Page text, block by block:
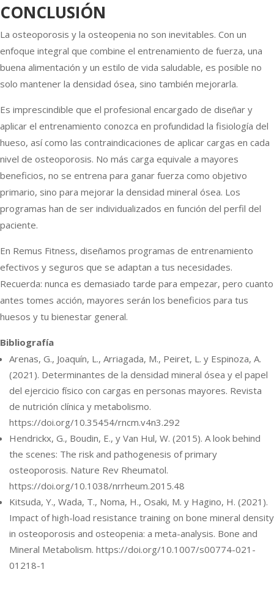
CONCLUSIÓN
La osteoporosis y la osteopenia no son inevitables. Con un
enfoque integral que combine el entrenamiento de fuerza, una
buena alimentación y un estilo de vida saludable, es posible no
solo mantener la densidad ósea, sino también mejorarla.
Es imprescindible que el profesional encargado de diseñar y
aplicar el entrenamiento conozca en profundidad la fisiología del
hueso, así como las contraindicaciones de aplicar cargas en cada
nivel de osteoporosis. No más carga equivale a mayores
beneficios, no se entrena para ganar fuerza como objetivo
primario, sino para mejorar la densidad mineral ósea. Los
programas han de ser individualizados en función del perfil del
paciente.
En Remus Fitness, diseñamos programas de entrenamiento
efectivos y seguros que se adaptan a tus necesidades.
Recuerda: nunca es demasiado tarde para empezar, pero cuanto
antes tomes acción, mayores serán los beneficios para tus
huesos y tu bienestar general.
Bibliografía
Arenas, G., Joaquín, L., Arriagada, M., Peiret, L. y Espinoza, A.
(2021). Determinantes de la densidad mineral ósea y el papel
del ejercicio físico con cargas en personas mayores. Revista
de nutrición clínica y metabolismo.
https://doi.org/10.35454/rncm.v4n3.292
Hendrickx, G., Boudin, E., y Van Hul, W. (2015). A look behind
the scenes: The risk and pathogenesis of primary
osteoporosis. Nature Rev Rheumatol.
https://doi.org/10.1038/nrrheum.2015.48
Kitsuda, Y., Wada, T., Noma, H., Osaki, M. y Hagino, H. (2021).
Impact of high-load resistance training on bone mineral density
in osteoporosis and osteopenia: a meta-analysis. Bone and
Mineral Metabolism. https://doi.org/10.1007/s00774-021-
01218-1